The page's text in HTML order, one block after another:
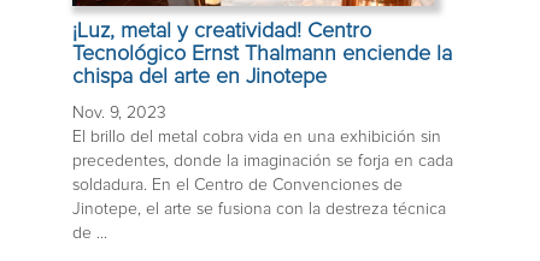
¡Luz, metal y creatividad! Centro
Tecnológico Ernst Thalmann enciende la
chispa del arte en Jinotepe
Nov. 9, 2023
El brillo del metal cobra vida en una exhibición sin
precedentes, donde la imaginación se forja en cada
soldadura. En el Centro de Convenciones de
Jinotepe, el arte se fusiona con la destreza técnica
de ...